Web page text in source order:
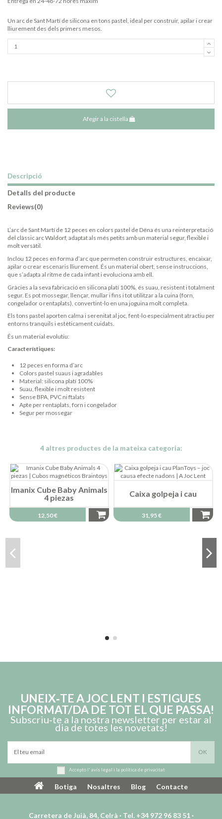
Un arc de Sant Martí de silicona en tons pastel, ideal per construir, apilar i crear
lliurement des dels primers mesos.
Afegir a la cistella
Descripció
Detalls del producte
Reviews(0)
L’arc de Sant Martí de 12 peces en colors pastel de Dëna és una reinterpretació
del clàssic arc Waldorf, adaptat als més petits amb un material segur, flexible i
molt versàtil.
Inclou 12 peces en forma d’arc que permeten construir estructures, encaixar,
apilar o crear escenaris lliurement. És un material obert, sense instruccions,
que s’adapta al ritme de cada infant i evoluciona amb ell.
Gràcies a la seva fabricació en silicona platí 100%, és suau, resistent i totalment
segur. Es pot mossegar, llençar, mullar i fins i tot utilitzar a la cuina (forn,
congelador o rentaplats), convertint-lo en una joguina molt completa.
Els tons pastel aporten calma i serenitat al joc, fent-lo especialment atractiu per
entorns tranquils i estèticament cuidats.
És un material evolutiu:
Característiques:
12 peces en forma d’arc
Colors pastel suaus i agradables
Material: silicona platí 100%
Suau, flexible i molt resistent
Sense BPA, PVC ni ftalats
Apte per rentaplats, forn i congelador
Segur per mossegar
4 altres productes de la mateixa categoria:
Imanix Cube Baby Animals
4 piezas
12,50 €
Caixa golpeja i cau
31,95 €
UNEIX‑TE A JOC LENT I ESTIGUES
INFORMAT/DA DE TOT EL QUE PASSA!
Subscriu‑te a la nostra newsletter per estar al
dia de totes les novetats!
Accepto l' avís legal i la política de privacitat
Botiga Nosaltres Blog Contacte
Carretera de Juià, 84, Celrà · Tel. +34 972 96 83 51 ·